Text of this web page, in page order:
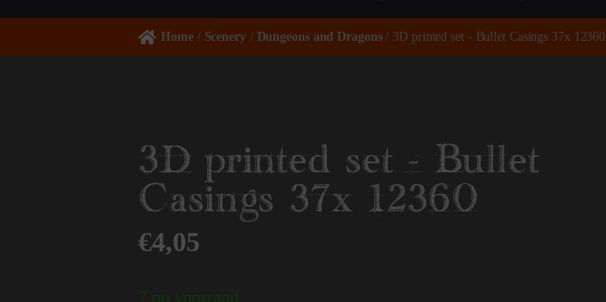
Home/ Scenery/ Dungeons and Dragons/ 3D printed set - Bullet Casings 37x 12360
3D printed set - Bullet
Casings 37x 12360
€4,05
7 op voorraad